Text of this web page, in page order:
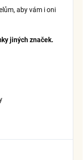
aby vám i oni
jiných značek.